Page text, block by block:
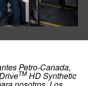
Petro-Canada,
TMHD Synthetic